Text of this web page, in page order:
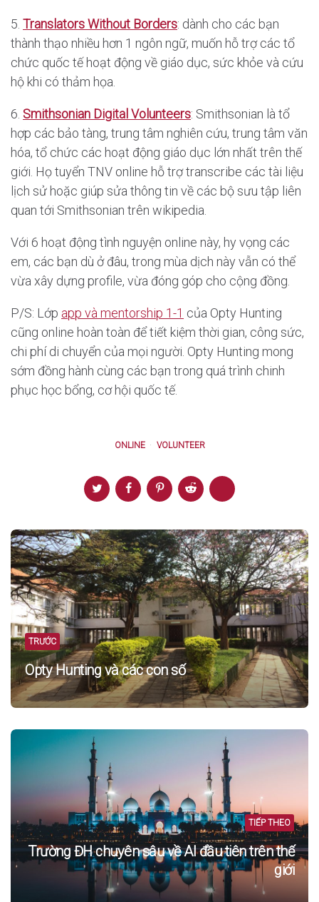
5. Translators Without Borders: dành cho các bạn
thành thạo nhiều hơn 1 ngôn ngữ, muốn hỗ trợ các tổ
chức quốc tế hoạt động về giáo dục, sức khỏe và cứu
hộ khi có thảm họa.
6. Smithsonian Digital Volunteers: Smithsonian là tổ
hợp các bảo tàng, trung tâm nghiên cứu, trung tâm văn
hóa, tổ chức các hoạt động giáo dục lớn nhất trên thế
giới. Họ tuyển TNV online hỗ trợ transcribe các tài liệu
lịch sử hoặc giúp sửa thông tin về các bộ sưu tập liên
quan tới Smithsonian trên wikipedia.
Với 6 hoạt động tình nguyện online này, hy vọng các
em, các bạn dù ở đâu, trong mùa dịch này vẫn có thể
vừa xây dựng profile, vừa đóng góp cho cộng đồng.
P/S: Lớp app và mentorship 1-1 của Opty Hunting
cũng online hoàn toàn để tiết kiệm thời gian, công sức,
chi phí di chuyển của mọi người. Opty Hunting mong
sớm đồng hành cùng các bạn trong quá trình chinh
phục học bổng, cơ hội quốc tế.
ONLINE VOLUNTEER
Post
navigation
TRƯỚC
Opty Hunting và các con số
TIẾP THEO
Trường ĐH chuyên sâu về AI đầu tiên trên thế
giới